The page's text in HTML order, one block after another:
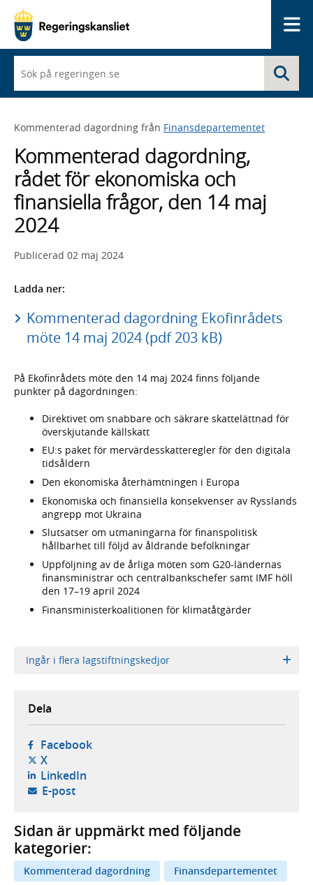
du
börjar
skriva
framträder
lista
med
sökförslag
Kommenterad dagordning från Finansdepartementet
Kommenterad dagordning,
rådet för ekonomiska och
finansiella frågor, den 14 maj
2024
Publicerad 02 maj 2024
Ladda ner:
Kommenterad dagordning Ekofinrådets
möte 14 maj 2024 (pdf 203 kB)
På Ekofinrådets möte den 14 maj 2024 finns följande
punkter på dagordningen:
Direktivet om snabbare och säkrare skattelättnad för
överskjutande källskatt
EU:s paket för mervärdesskatteregler för den digitala
tidsåldern
Den ekonomiska återhämtningen i Europa
Ekonomiska och finansiella konsekvenser av Rysslands
angrepp mot Ukraina
Slutsatser om utmaningarna för finanspolitisk
hållbarhet till följd av åldrande befolkningar
Uppföljning av de årliga möten som G20-ländernas
finansministrar och centralbankschefer samt IMF höll
den 17–19 april 2024
Finansministerkoalitionen för klimatåtgärder
Ingår i flera lagstiftningskedjor
Dela
Facebook- öppnas i ny flik, extern webbplats,
X- öppnas i ny flik, extern webbplats,
LinkedIn- öppnas i ny flik, extern webbplats,
E-post- öppnar din e-postklient,
Sidan är uppmärkt med följande
kategorier:
Kommenterad dagordning
Finansdepartementet